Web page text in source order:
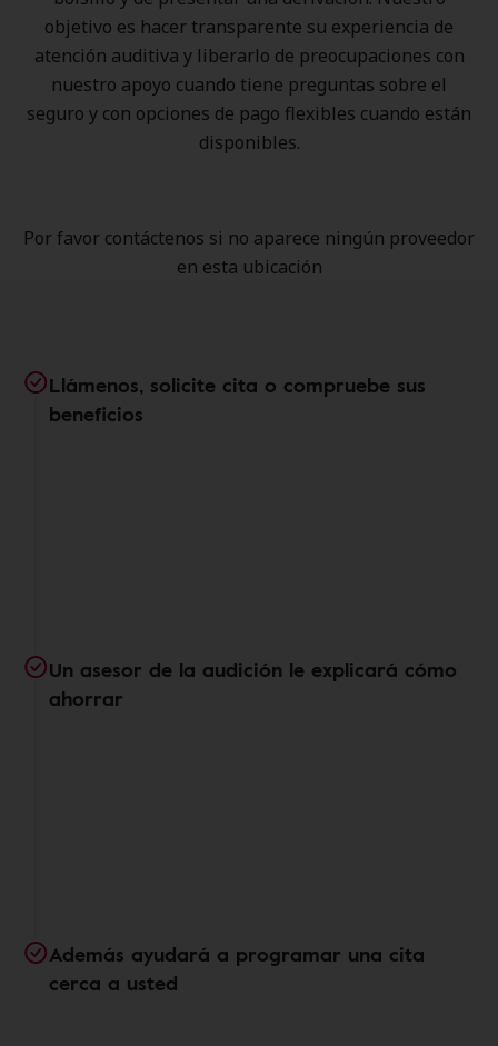
objetivo es hacer transparente su experiencia de
atención auditiva y liberarlo de preocupaciones con
nuestro apoyo cuando tiene preguntas sobre el
seguro y con opciones de pago flexibles cuando están
disponibles.
Por favor contáctenos si no aparece ningún proveedor
en esta ubicación
Llámenos, solicite cita o compruebe sus
beneficios
Un asesor de la audición le explicará cómo
ahorrar
Además ayudará a programar una cita
cerca a usted